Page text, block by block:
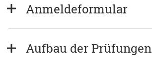
Anmeldeformular
Aufbau der Prüfungen